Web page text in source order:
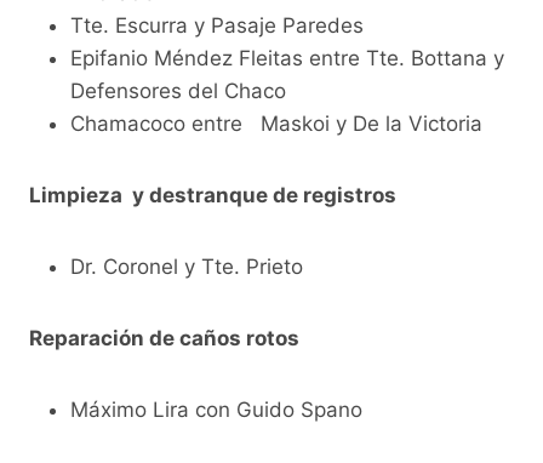
Tte. Escurra y Pasaje Paredes
Epifanio Méndez Fleitas entre Tte. Bottana y
Defensores del Chaco
Chamacoco entre Maskoi y De la Victoria
Limpieza y destranque de registros
Dr. Coronel y Tte. Prieto
Reparación de caños rotos
Máximo Lira con Guido Spano